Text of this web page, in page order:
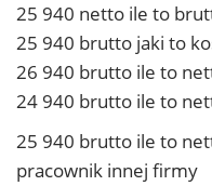
25 940 netto ile to
25 940 brutto jaki to
26 940 brutto ile to
24 940 brutto ile to
25 940 brutto ile to
pracownik innej firmy